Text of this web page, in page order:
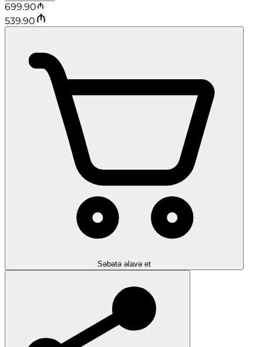
699.90
539.90
Səbətə əlavə et